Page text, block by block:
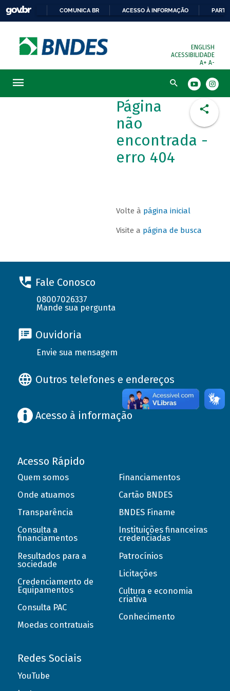
COMUNICA BR ACESSO À INFORMAÇÃO
ENGLISH
ACESSIBILIDADE
A+ A-
Busca
Página
não
encontrada -
erro 404
Volte à página inicial
Visite a página de busca
Fale Conosco
08007026337
Mande sua pergunta
Ouvidoria
Envie sua mensagem
Outros telefones e endereços
Acesso à informação
Acesso Rápido
Quem somos
Onde atuamos
Transparência
Consulta a
financiamentos
Resultados para a
sociedade
Credenciamento de
Equipamentos
Consulta PAC
Moedas contratuais
Financiamentos
Cartão BNDES
BNDES Finame
Instituições financeiras
credenciadas
Patrocínios
Licitações
Cultura e economia
criativa
Conhecimento
Redes Sociais
YouTube